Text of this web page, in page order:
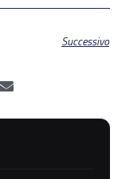
Successivo